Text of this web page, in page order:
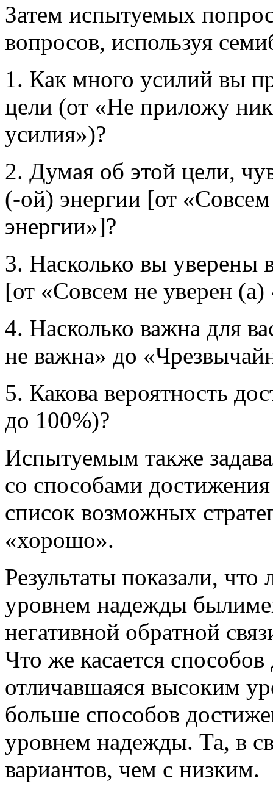
Затем испытуемых
вопросов, используя
1. Как много усилий вы
цели (от «Не приложу
усилия»)?
2. Думая об этой цели,
(-ой) энергии [от
энергии»]?
3. Насколько вы уверены
[от «Совсем не уверен
4. Насколько важна для
не важна» до
5. Какова вероятность
до 100%)?
Испытуемым также
со способами
список возможных
«хорошо».
Результаты показали,
уровнем надежды
негативной обратной
Что же касается
отличавшаяся высоким
больше способов
уровнем надежды. Та, в
вариантов, чем с низким.